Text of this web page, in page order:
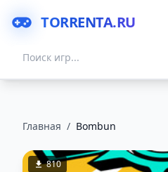
TORRENTA.RU
Главная / Bombun
810